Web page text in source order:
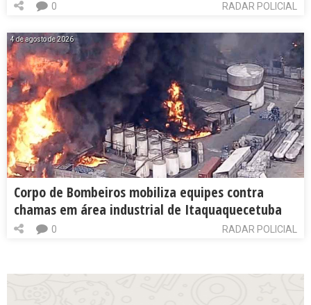
RADAR POLICIAL
0
4 de agosto de 2026
Corpo de Bombeiros mobiliza equipes contra
chamas em área industrial de Itaquaquecetuba
RADAR POLICIAL
0